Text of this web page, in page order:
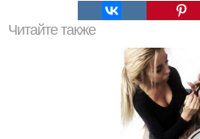
Читайте также